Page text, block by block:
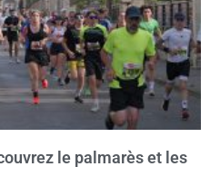
le palmarès et les